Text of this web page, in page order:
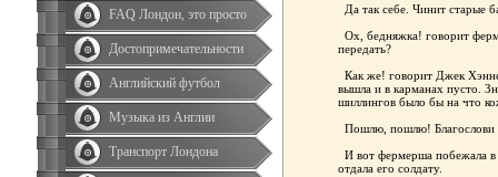
FAQ Лондон, это просто
Достопримечательности
Английский футбол
Музыка из Англии
Транспорт Лондона
Да так себе. Чинит старые
Ох, бедняжка! говорит
передать?
Как же! говорит Джек
вышла и в карманах пусто.
шиллингов было бы на что
Пошлю, пошлю!
И вот фермерша побежала в
отдала его солдату.